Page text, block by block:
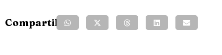
Compartilhe: